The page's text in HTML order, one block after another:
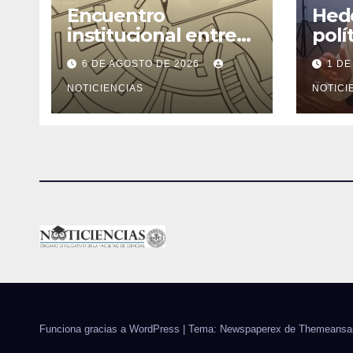
Encuentro
institucional entre
la Facultad de
Ciencias y el
Ministerio de
Ciencia y Tecnología
6 DE AGOSTO DE 2026
NOTICIENCIAS
1 DE
Funciona gracias a WordPress Tema: Newspaperex de